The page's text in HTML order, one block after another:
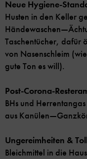
Neue Hygiene-
Husten in den Keller
Taschentücher, dafür
von Nasenschleim
gute Ton es will).
Post-Corona-
BHs und
aus
Ungereimheiten &
Bleichmittel in die